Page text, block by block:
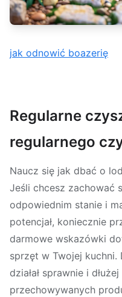
jak odnowić boazerię
Regularne
regularnego
Naucz się jak dbać o
Jeśli chcesz zachować
odpowiednim stanie i
potencjał, koniecznie
darmowe wskazówki
sprzęt w Twojej
działał sprawnie i
przechowywanych